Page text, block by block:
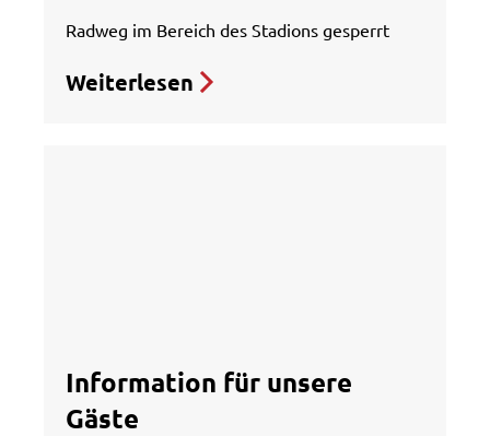
Radweg im Bereich des Stadions gesperrt
Weiterlesen
Information für unsere
Gäste